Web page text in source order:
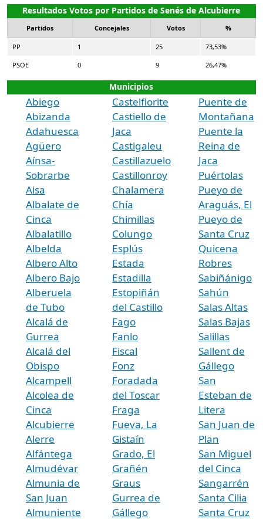
Resultados Votos por Partidos de Senés de Alcubierre
Partidos Concejales Votos %
PP 1 25 73,53%
PSOE 0 9 26,47%
Municipios
Abiego
Abizanda
Adahuesca
Agüero
Aínsa-
Sobrarbe
Aisa
Albalate de
Cinca
Albalatillo
Albelda
Albero Alto
Albero Bajo
Alberuela
de Tubo
Alcalá de
Gurrea
Alcalá del
Obispo
Alcampell
Alcolea de
Cinca
Alcubierre
Alerre
Alfántega
Almudévar
Almunia de
San Juan
Almuniente
Castelflorite
Castiello de
Jaca
Castigaleu
Castillazuelo
Castillonroy
Chalamera
Chía
Chimillas
Colungo
Esplús
Estada
Estadilla
Estopiñán
del Castillo
Fago
Fanlo
Fiscal
Fonz
Foradada
del Toscar
Fraga
Fueva, La
Gistaín
Grado, El
Grañén
Graus
Gurrea de
Gállego
Puente de
Montañana
Puente la
Reina de
Jaca
Puértolas
Pueyo de
Araguás, El
Pueyo de
Santa Cruz
Quicena
Robres
Sabiñánigo
Sahún
Salas Altas
Salas Bajas
Salillas
Sallent de
Gállego
San
Esteban de
Litera
San Juan de
Plan
San Miguel
del Cinca
Sangarrén
Santa Cilia
Santa Cruz